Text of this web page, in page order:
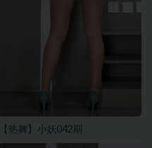
【热舞】小妖042期